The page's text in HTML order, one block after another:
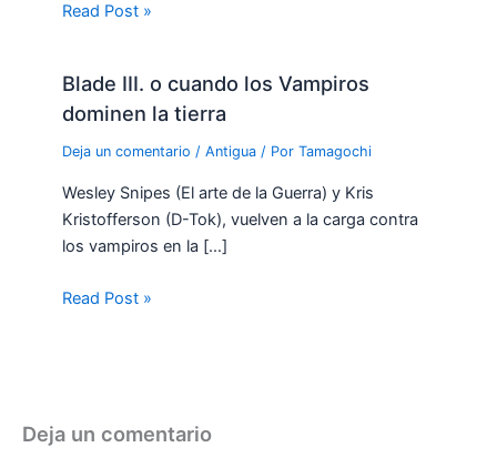
Read Post »
Blade III. o cuando los Vampiros
dominen la tierra
Deja un comentario /Antigua / PorTamagochi
Wesley Snipes (El arte de la Guerra) y Kris
Kristofferson (D-Tok), vuelven a la carga contra
los vampiros en la […]
Read Post »
Deja un comentario